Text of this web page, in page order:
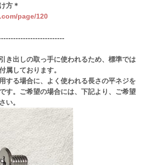
方＊
page/120
き出しの取っ手に使われるため、標準では
属しております。
する場合に、よく使われる長さの平ネジを
す。ご希望の場合には、下記より、ご希望
い。